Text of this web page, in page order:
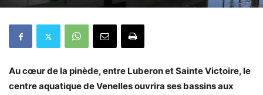
Au cœur de la pinède, entre Luberon et Sainte Victoire, le
centre aquatique de Venelles ouvrira ses bassins aux